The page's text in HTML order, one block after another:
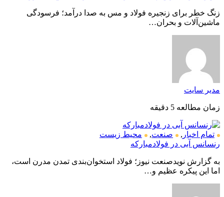
زنگ خطر برای زنجیره فولاد و مس به صدا درآمد؛ فرسودگی
ماشین‌آلات و بحران…
مدیر سایت
زمان مطالعه 5 دقیقه
تمام اخبار , صنعت,
محیط زیست
رنسانس آبی در فولادمبارکه
به گزارش نویدصنعت نیوز؛ فولاد استخوان‌بندی تمدن مدرن است،
اما این پیکره عظیم و…